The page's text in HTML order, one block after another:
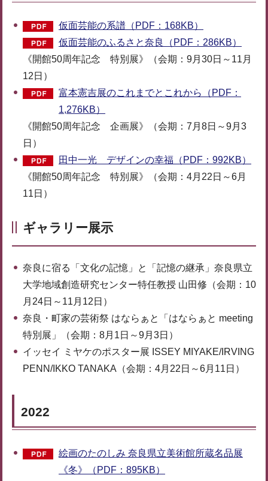
仮面芸能の系譜（PDF：168KB）
仮面芸能のふるさと奈良（PDF：286KB）
《開館50周年記念 特別展》（会期：9月30日～11月
12日）
富本憲吉展のこれまでとこれから（PDF：
1,276KB）
《開館50周年記念 企画展》（会期：7月8日～9月3
日）
田中一光 デザインの幸福（PDF：992KB）
《開館50周年記念 特別展》（会期：4月22日～6月
11日）
ギャラリー展示
奈良に宿る「文化の記憶」と「記憶の継承」奈良県立
大学地域創造研究センター特任教授 山田修（会期：10
月24日～11月12日）
奈良・町家の芸術祭 はならぁと「はならぁと meeting
特別展」（会期：8月1日～9月3日）
イッセイ ミヤケのポスター展 ISSEY MIYAKE/IRVING
PENN/IKKO TANAKA（会期：4月22日～6月11日）
2022
絵画のたのしみ 奈良県立美術館所蔵名品展
《冬》（PDF：895KB）